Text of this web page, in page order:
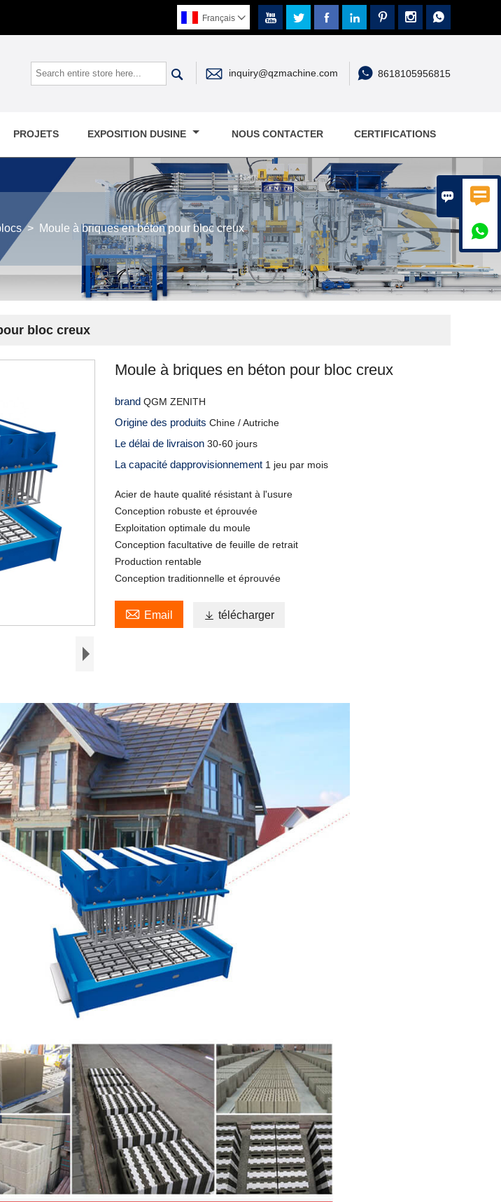
 

      
Français 
  inquiry@qzmachine.com  8618105956815
PROJETS EXPOSITION DUSINE NOUS CONTACTER CERTIFICATIONS
> Moule à briques en béton pour bloc creux
bloc creux
Moule à briques en béton pour bloc creux
brandQGM ZENITH
Origine des produitsChine / Autriche
Le délai de livraison30-60 jours
La capacité dapprovisionnement 1 jeu par mois
Acier de haute qualité résistant à l'usure
Conception robuste et éprouvée
Exploitation optimale du moule
Conception facultative de feuille de retrait
Production rentable
Conception traditionnelle et éprouvée
 Email  télécharger